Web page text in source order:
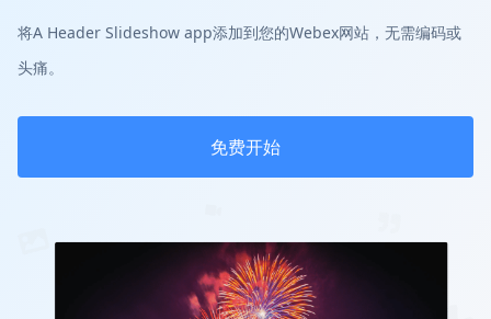
将A Header Slideshow app添加到您的Webex网站，无需编码或
头痛。
免费开始